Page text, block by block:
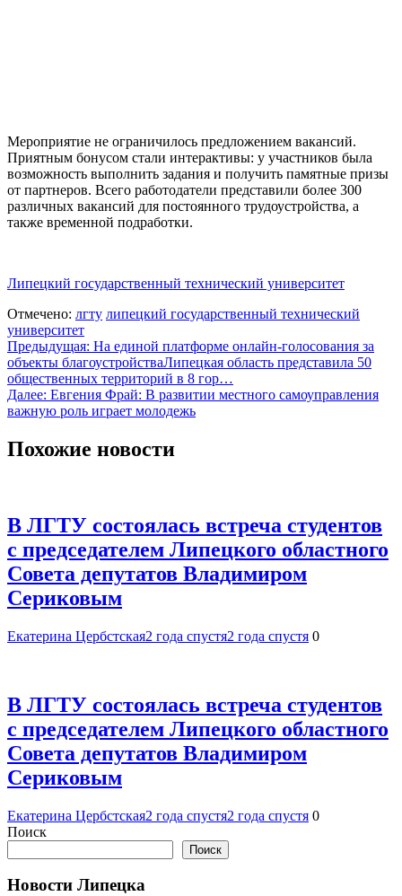
Мероприятие не ограничилось предложением вакансий.
Приятным бонусом стали интерактивы: у участников была
возможность выполнить задания и получить памятные призы
от партнеров. Всего работодатели представили более 300
различных вакансий для постоянного трудоустройства, а
также временной подработки.
Липецкий государственный технический университет
Отмечено: лгту липецкий государственный технический
университет
Навигация
по
записям
Предыдущая: На единой платформе онлайн-голосования за
объекты благоустройстваЛипецкая область представила 50
общественных территорий в 8 гор…
Далее: Евгения Фрай: В развитии местного самоуправления
важную роль играет молодежь
Похожие новости
В ЛГТУ состоялась встреча студентов
с председателем Липецкого областного
Совета депутатов Владимиром
Сериковым
Екатерина Цербстская2 года спустя2 года спустя 0
В ЛГТУ состоялась встреча студентов
с председателем Липецкого областного
Совета депутатов Владимиром
Сериковым
Екатерина Цербстская2 года спустя2 года спустя 0
Поиск
Поиск
Новости Липецка